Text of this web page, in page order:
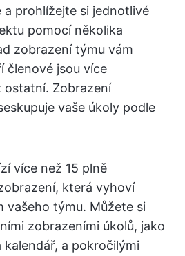
a prohlížejte si jednotlivé
pomocí několika
zobrazení týmu vám
členové jsou více
ostatní. Zobrazení
vaše úkoly podle
více než 15 plně
která vyhoví
vašeho týmu. Můžete si
zobrazeními úkolů, jako
kalendář, a pokročilými